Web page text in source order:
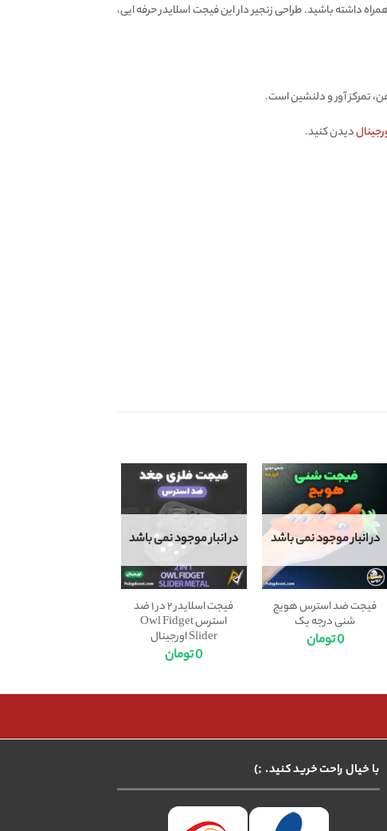
باشید. طراحی زنجیر‌ دار این فیجت اسلایدر حرفه ایی،
تمرکز آور و دلنشین است.
دیدن کنید.
در انبار موجود نمی باشد
فیجت ضد استرس هویج
شنی درجه یک
0تومان
در انبار موجود نمی باشد
فیجت اسلایدر ۲ در ۱ ضد
استرس Owl Fidget
Slider اورجینال
0تومان
با خیال راحت خرید کنید. ;)